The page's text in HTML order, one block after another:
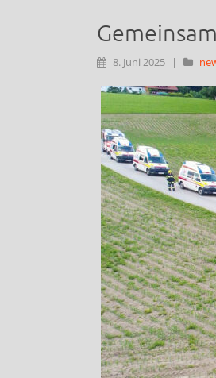
8. Juni 2025 |